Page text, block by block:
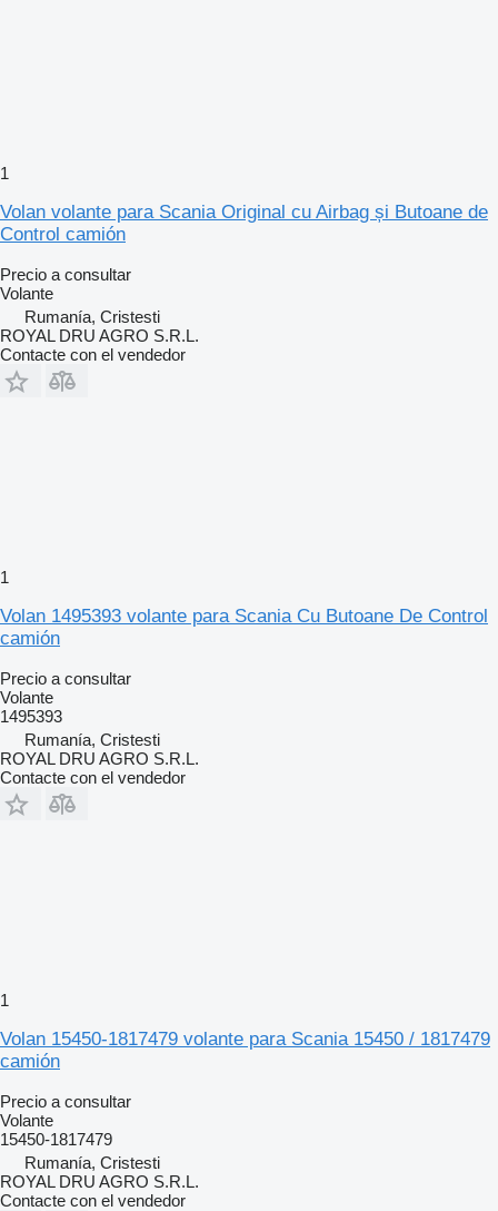
1
Volan volante para Scania Original cu Airbag și Butoane de
Control camión
Precio a consultar
Volante
Rumanía, Cristesti
ROYAL DRU AGRO S.R.L.
Contacte con el vendedor
1
Volan 1495393 volante para Scania Cu Butoane De Control
camión
Precio a consultar
Volante
1495393
Rumanía, Cristesti
ROYAL DRU AGRO S.R.L.
Contacte con el vendedor
1
Volan 15450-1817479 volante para Scania 15450 / 1817479
camión
Precio a consultar
Volante
15450-1817479
Rumanía, Cristesti
ROYAL DRU AGRO S.R.L.
Contacte con el vendedor